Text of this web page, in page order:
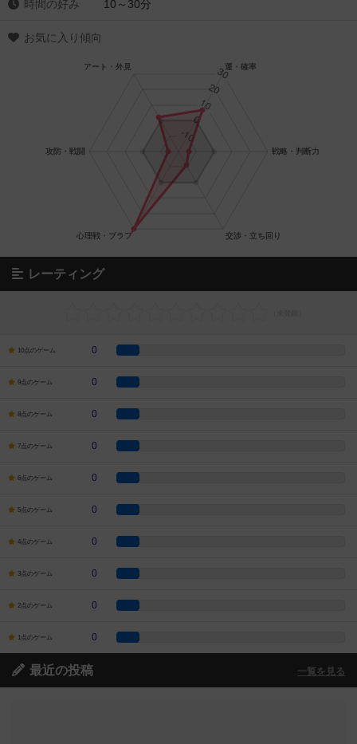
時間の好み 10～30分
お気に入り傾向
レーティング
10点のゲーム 0
9点のゲーム 0
8点のゲーム 0
7点のゲーム 0
6点のゲーム 0
5点のゲーム 0
4点のゲーム 0
3点のゲーム 0
2点のゲーム 0
1点のゲーム 0
最近の投稿 一覧を見る